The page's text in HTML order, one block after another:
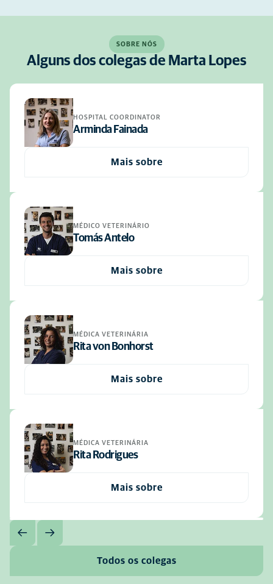
SOBRE NÓS
Alguns dos colegas de Marta Lopes
HOSPITAL COORDINATOR
Arminda Fainada
Mais sobre
MÉDICO VETERINÁRIO
Tomás Antelo
Mais sobre
MÉDICA VETERINÁRIA
Rita von Bonhorst
Mais sobre
MÉDICA VETERINÁRIA
Rita Rodrigues
Mais sobre
Todos os colegas